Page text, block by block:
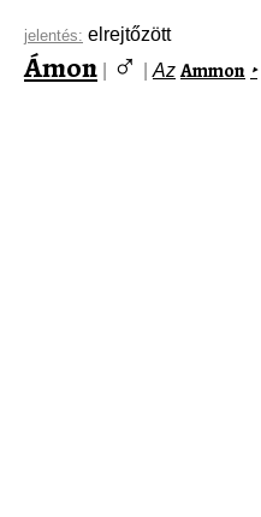
jelentés: elrejtőzött
Ámon ♂ Az Ammon ‣